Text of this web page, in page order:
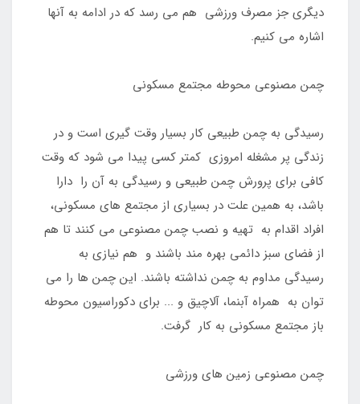
دیگری جز مصرف ورزشی هم می رسد که در ادامه به آنها
اشاره می کنیم.
چمن مصنوعی محوطه مجتمع مسکونی
رسیدگی به چمن طبیعی کار بسیار وقت گیری است و در
زندگی پر مشغله امروزی کمتر کسی پیدا می شود که وقت
کافی برای پرورش چمن طبیعی و رسیدگی به آن را دارا
باشد، به همین علت در بسیاری از مجتمع های مسکونی،
افراد اقدام به تهیه و نصب چمن مصنوعی می کنند تا هم
از فضای سبز دائمی بهره مند باشند و هم نیازی به
رسیدگی مداوم به چمن نداشته باشند. این چمن ها را می
توان به همراه آبنما، آلاچیق و ... برای دکوراسیون محوطه
باز مجتمع مسکونی به کار گرفت.
چمن مصنوعی زمین های ورزشی